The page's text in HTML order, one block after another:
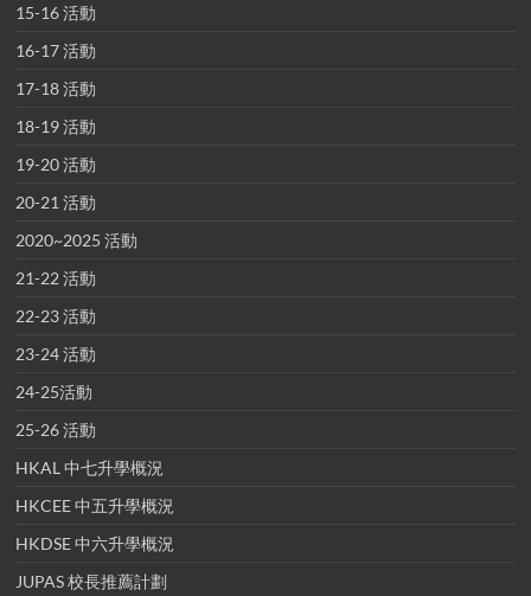
15-16 活動
16-17 活動
17-18 活動
18-19 活動
19-20 活動
20-21 活動
2020~2025 活動
21-22 活動
22-23 活動
23-24 活動
24-25活動
25-26 活動
HKAL 中七升學概況
HKCEE 中五升學概況
HKDSE 中六升學概況
JUPAS 校長推薦計劃